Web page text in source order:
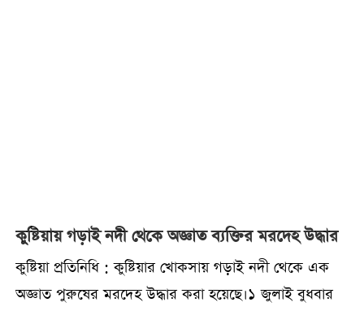
কুষ্টিয়ায় গড়াই নদী থেকে অজ্ঞাত ব্যক্তির মরদেহ উদ্ধার
কুষ্টিয়া প্রতিনিধি : কুষ্টিয়ার খোকসায় গড়াই নদী থেকে এক
অজ্ঞাত পুরুষের মরদেহ উদ্ধার করা হয়েছে।১ জুলাই বুধবার